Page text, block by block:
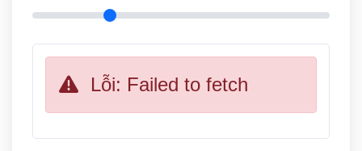
Lỗi: Failed to fetch